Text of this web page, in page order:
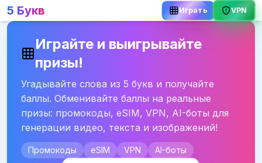
5 Букв Играть VPN
Играйте и выигрывайте
призы!
Угадывайте слова из 5 букв и получайте
баллы. Обменивайте баллы на реальные
призы: промокоды, eSIM, VPN, AI-боты для
генерации видео, текста и изображений!
Промокоды eSIM VPN AI-боты